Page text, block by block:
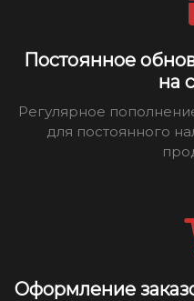
Постоянное
на
Регулярное
для постоянного
Оформление